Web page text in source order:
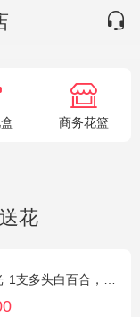
商务花篮
花
1支多头白百合，3朵粉玫瑰，4朵康乃馨，桔梗、满天星、绿叶混搭